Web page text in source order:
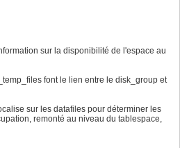
sur la disponibilité de l'espace au
font le lien entre le disk_group et
sur les datafiles pour déterminer les
remonté au niveau du tablespace,